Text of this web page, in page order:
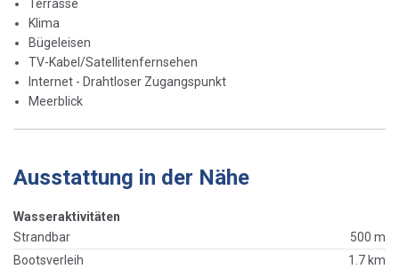
Terrasse
Klima
Bügeleisen
TV-Kabel/Satellitenfernsehen
Internet - Drahtloser Zugangspunkt
Meerblick
Ausstattung in der Nähe
Wasseraktivitäten
Strandbar
500 m
Bootsverleih
1.7 km